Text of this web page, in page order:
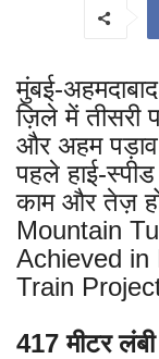
मुंबई-
ज़िले में
और अहम पड़ाव
पहले हाई-
काम और तेज़
Mountain
Achieved in
Train
417 मीटर